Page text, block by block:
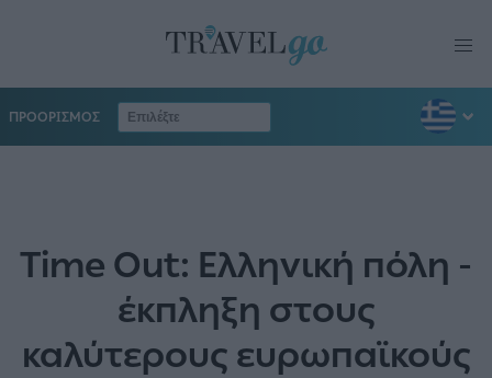
ΠΡΟΟΡΙΣΜΟΣ
Time Out: Ελληνική πόλη -
έκπληξη στους
καλύτερους ευρωπαϊκούς